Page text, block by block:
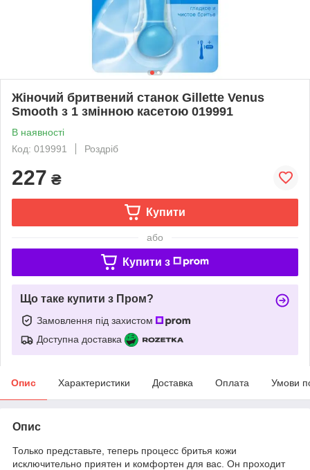
Жіночий бритвений станок Gillette Venus
Smooth з 1 змінною касетою 019991
В наявності
Код: 019991
Роздріб
227 ₴
Купити
або
Купити з
Що таке купити з Пром?
Замовлення під захистом
Доступна доставка
Опис Характеристики Доставка Оплата Умови
Опис
Только представьте, теперь процесс бритья кожи
исключительно приятен и комфортен для вас. Он проходит